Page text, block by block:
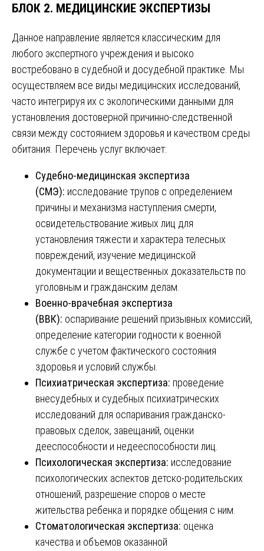
БЛОК 2. МЕДИЦИНСКИЕ ЭКСПЕРТИЗЫ
Данное направление является классическим для
любого экспертного учреждения и высоко
востребовано в судебной и досудебной практике. Мы
осуществляем все виды медицинских исследований,
часто интегрируя их с экологическими данными для
установления достоверной причинно-следственной
связи между состоянием здоровья и качеством среды
обитания. Перечень услуг включает:
Судебно-медицинская экспертиза
(СМЭ): исследование трупов с определением
причины и механизма наступления смерти,
освидетельствование живых лиц для
установления тяжести и характера телесных
повреждений, изучение медицинской
документации и вещественных доказательств по
уголовным и гражданским делам.
Военно-врачебная экспертиза
(ВВК): оспаривание решений призывных комиссий,
определение категории годности к военной
службе с учетом фактического состояния
здоровья и условий службы.
Психиатрическая экспертиза: проведение
внесудебных и судебных психиатрических
исследований для оспаривания гражданско-
правовых сделок, завещаний, оценки
дееспособности и недееспособности лиц.
Психологическая экспертиза: исследование
психологических аспектов детско-родительских
отношений, разрешение споров о месте
жительства ребенка и порядке общения с ним.
Стоматологическая экспертиза: оценка
качества и объемов оказанной